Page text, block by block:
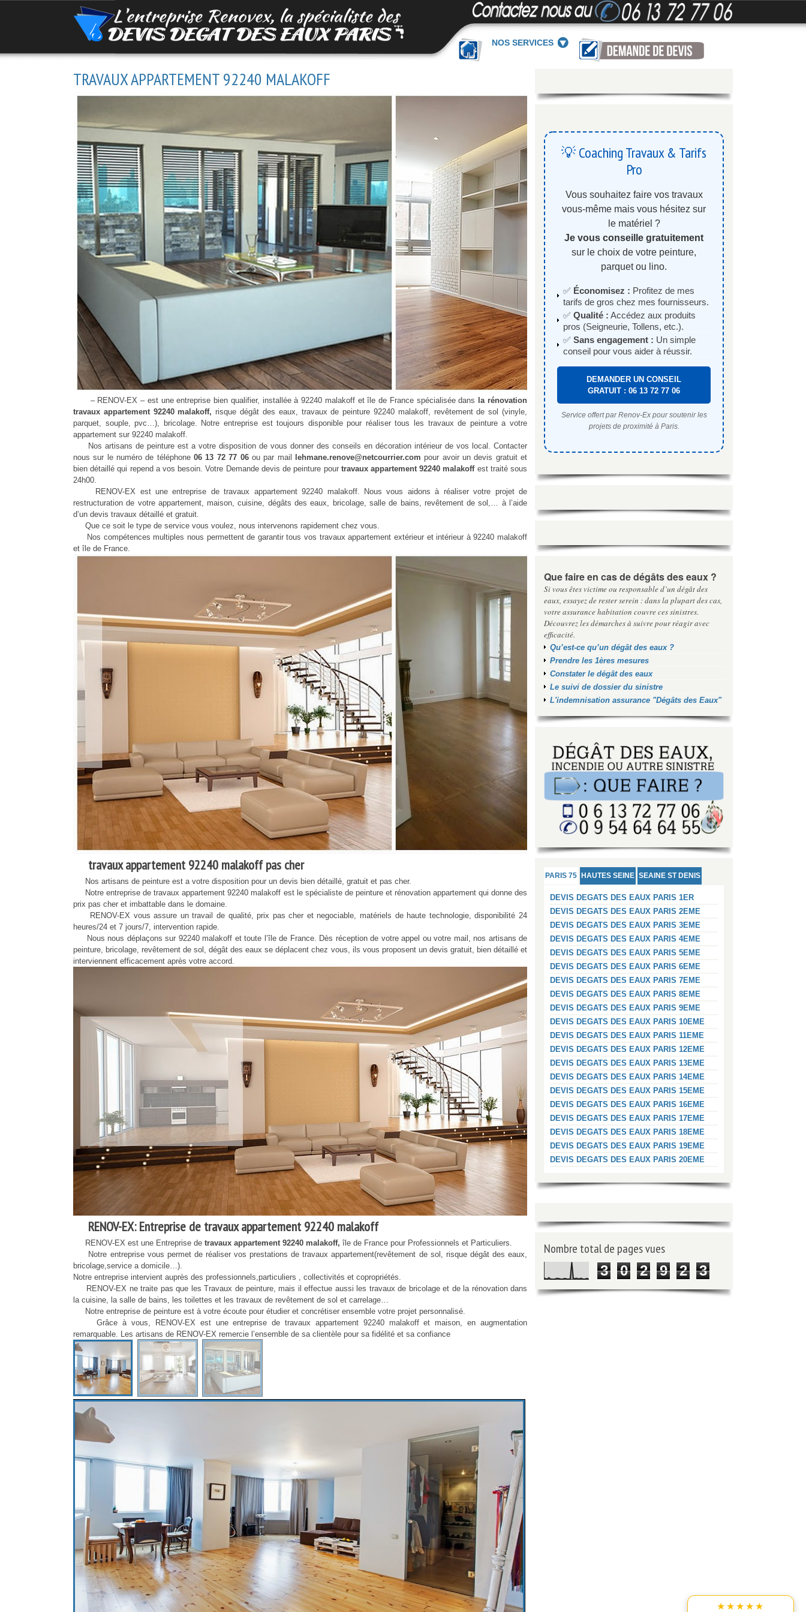
NOS SERVICES
TRAVAUX APPARTEMENT 92240 MALAKOFF
– RENOV-EX – est une entreprise bien qualifier, installée à 92240 malakoff et île de France spécialisée dans
la rénovation
travaux appartement 92240 malakoff, risque dégât des eaux, travaux de peinture 92240 malakoff, revêtement de sol (vinyle,
parquet, souple, pvc…), bricolage. Notre entreprise est toujours disponible pour réaliser tous les travaux de peinture a votre
appartement sur 92240 malakoff.
Nos artisans de peinture est a votre disposition de vous donner des conseils en décoration intérieur de vos local. Contacter
nous sur le numéro de téléphone06 13 72 77 06 ou par mail lehmane.renove@netcourrier.compour avoir un devis gratuit et
bien détaillé qui repend a vos besoin. Votre Demande devis de peinture pour travaux appartement 92240 malakoff est traité sous
24h00.
RENOV-EX est une entreprise de travaux appartement 92240 malakoff. Nous vous aidons à réaliser votre projet de
restructuration de votre appartement, maison, cuisine, dégâts des eaux, bricolage, salle de bains, revêtement de sol,… à l’aide
d’un devis travaux détaillé et gratuit.
Que ce soit le type de service vous voulez, nous intervenons rapidement chez vous.
Nos compétences multiples nous permettent de garantir tous vos travaux appartement extérieur et intérieur à 92240 malakoff
et île de France.
travaux appartement 92240 malakoff pas cher
Nos artisans de peinture est a votre disposition pour un devis bien détaillé, gratuit et pas cher.
Notre entreprise de travaux appartement 92240 malakoff est le spécialiste de peinture et rénovation appartement qui donne des
prix pas cher et imbattable dans le domaine.
RENOV-EX vous assure un travail de qualité, prix pas cher et negociable, matériels de haute technologie, disponibilité 24
heures/24 et 7 jours/7, intervention rapide.
Nous nous déplaçons sur 92240 malakoff et toute l’île de France. Dès réception de votre appel ou votre mail, nos artisans de
peinture, bricolage, revêtement de sol, dégât des eaux se déplacent chez vous, ils vous proposent un devis gratuit, bien détaillé et
interviennent efficacement après votre accord.
RENOV-EX: Entreprise de travaux appartement 92240 malakoff
RENOV-EX est une Entreprise de travaux appartement 92240 malakoff, île de France pour Professionnels et Particuliers.
Notre entreprise vous permet de réaliser vos prestations de travaux appartement(revêtement de sol, risque dégât des eaux,
bricolage,service a domicile…).
Notre entreprise intervient auprès des professionnels,particuliers , collectivités et copropriétés.
RENOV-EX ne traite pas que les Travaux de peinture, mais il effectue aussi les travaux de bricolage et de la rénovation dans
la cuisine, la salle de bains, les toilettes et les travaux de revêtement de sol et carrelage…
Notre entreprise de peinture est à votre écoute pour étudier et concrétiser ensemble votre projet personnalisé.
Grâce à vous, RENOV-EX est une entreprise de travaux appartement 92240 malakoff et maison, en augmentation
remarquable. Les artisans de RENOV-EX remercie l’ensemble de sa clientèle pour sa fidélité et sa confiance
💡 Coaching Travaux & Tarifs
Pro
Vous souhaitez faire vos travaux
vous-même mais vous hésitez sur
le matériel ?
Je vous conseille gratuitement
sur le choix de votre peinture,
parquet ou lino.
✅ Économisez : Profitez de mes
tarifs de gros chez mes fournisseurs.
✅ Qualité : Accédez aux produits
pros (Seigneurie, Tollens, etc.).
✅ Sans engagement : Un simple
conseil pour vous aider à réussir.
DEMANDER UN CONSEIL
GRATUIT : 06 13 72 77 06
Service offert par Renov-Ex pour soutenir les
projets de proximité à Paris.
★★★★★
Que faire en cas de dégâts des eaux ?
Si vous êtes victime ou responsable d’un dégât des
eaux, essayez de rester serein : dans la plupart des cas,
votre assurance habitation couvre ces sinistres.
Découvrez les démarches à suivre pour réagir avec
efficacité.
Qu’est-ce qu’un dégât des eaux ?
Prendre les 1ères mesures
Constater le dégât des eaux
Le suivi de dossier du sinistre
L'indemnisation assurance "Dégâts des Eaux"
PARIS 75 HAUTES SEINE SEAINE ST DENIS
DEVIS DEGATS DES EAUX PARIS 1ER
DEVIS DEGATS DES EAUX PARIS 2EME
DEVIS DEGATS DES EAUX PARIS 3EME
DEVIS DEGATS DES EAUX PARIS 4EME
DEVIS DEGATS DES EAUX PARIS 5EME
DEVIS DEGATS DES EAUX PARIS 6EME
DEVIS DEGATS DES EAUX PARIS 7EME
DEVIS DEGATS DES EAUX PARIS 8EME
DEVIS DEGATS DES EAUX PARIS 9EME
DEVIS DEGATS DES EAUX PARIS 10EME
DEVIS DEGATS DES EAUX PARIS 11EME
DEVIS DEGATS DES EAUX PARIS 12EME
DEVIS DEGATS DES EAUX PARIS 13EME
DEVIS DEGATS DES EAUX PARIS 14EME
DEVIS DEGATS DES EAUX PARIS 15EME
DEVIS DEGATS DES EAUX PARIS 16EME
DEVIS DEGATS DES EAUX PARIS 17EME
DEVIS DEGATS DES EAUX PARIS 18EME
DEVIS DEGATS DES EAUX PARIS 19EME
DEVIS DEGATS DES EAUX PARIS 20EME
Nombre total de pages vues
3 0 2 9 2 3